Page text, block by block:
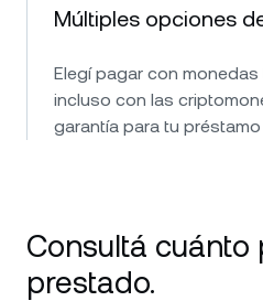
Múltiples opciones
Elegí pagar con
incluso con las
garantía para tu préstamo
Consultá
prestado.